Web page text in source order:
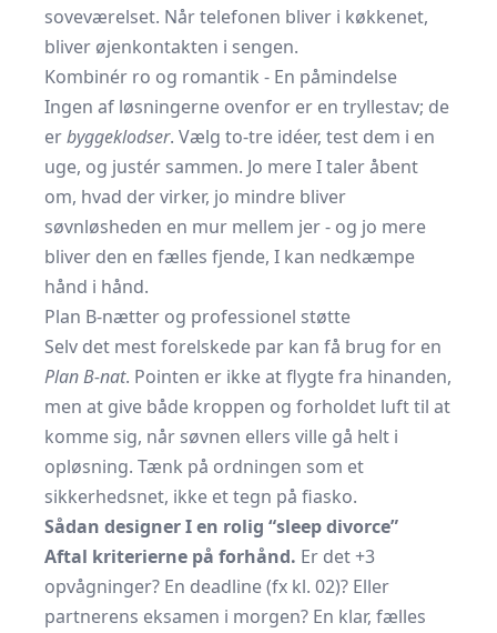
soveværelset. Når telefonen bliver i køkkenet,
bliver øjenkontakten i sengen.
Kombinér ro og romantik - En påmindelse
Ingen af løsningerne ovenfor er en tryllestav; de
erbyggeklodser. Vælg to-tre idéer, test dem i en
uge, og justér sammen. Jo mere I taler åbent
om, hvad der virker, jo mindre bliver
søvnløsheden en mur mellem jer - og jo mere
bliver den en fælles fjende, I kan nedkæmpe
hånd i hånd.
Plan B-nætter og professionel støtte
Selv det mest forelskede par kan få brug for en
Plan B-nat. Pointen er ikke at flygte fra hinanden,
men at give både kroppen og forholdet luft til at
komme sig, når søvnen ellers ville gå helt i
opløsning. Tænk på ordningen som et
sikkerhedsnet, ikke et tegn på fiasko.
Sådan designer I en rolig “sleep divorce”
Aftal kriterierne på forhånd. Er det +3
opvågninger? En deadline (fx kl. 02)? Eller
partnerens eksamen i morgen? En klar, fælles